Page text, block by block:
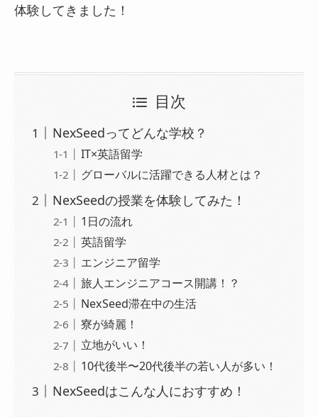
体験してきました！
目次
NexSeedってどんな学校？
IT×英語留学
グローバルに活躍できる人材とは？
NexSeedの授業を体験してみた！
1日の流れ
英語留学
エンジニア留学
旅人エンジニアコース開講！？
NexSeed滞在中の生活
寮が綺麗！
立地がいい！
10代後半〜20代後半の若い人が多い！
NexSeedはこんな人におすすめ！